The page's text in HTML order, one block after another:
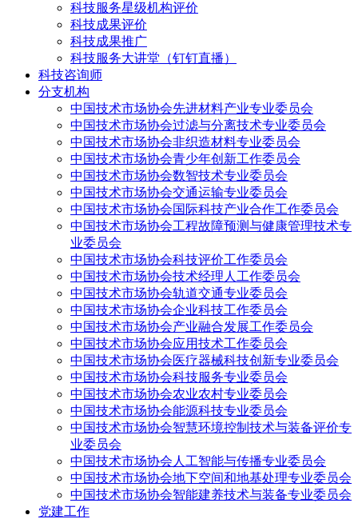
科技服务星级机构评价
科技成果评价
科技成果推广
科技服务大讲堂（钉钉直播）
科技咨询师
分支机构
中国技术市场协会先进材料产业专业委员会
中国技术市场协会过滤与分离技术专业委员会
中国技术市场协会非织造材料专业委员会
中国技术市场协会青少年创新工作委员会
中国技术市场协会数智技术专业委员会
中国技术市场协会交通运输专业委员会
中国技术市场协会国际科技产业合作工作委员会
中国技术市场协会工程故障预测与健康管理技术专
业委员会
中国技术市场协会科技评价工作委员会
中国技术市场协会技术经理人工作委员会
中国技术市场协会轨道交通专业委员会
中国技术市场协会企业科技工作委员会
中国技术市场协会产业融合发展工作委员会
中国技术市场协会应用技术工作委员会
中国技术市场协会医疗器械科技创新专业委员会
中国技术市场协会科技服务专业委员会
中国技术市场协会农业农村专业委员会
中国技术市场协会能源科技专业委员会
中国技术市场协会智慧环境控制技术与装备评价专
业委员会
中国技术市场协会人工智能与传播专业委员会
中国技术市场协会地下空间和地基处理专业委员会
中国技术市场协会智能建养技术与装备专业委员会
党建工作